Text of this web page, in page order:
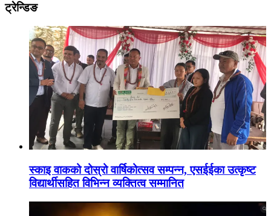
ट्रेन्डिङ
स्काइ वाकको दोस्रो वार्षिकोत्सव सम्पन्न, एसईईका उत्कृष्ट
विद्यार्थीसहित विभिन्न व्यक्तित्व सम्मानित